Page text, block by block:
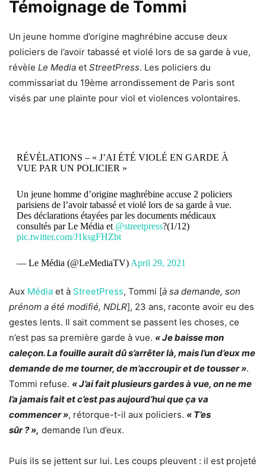
Témoignage de Tommi
Un jeune homme d’origine maghrébine accuse deux
policiers de l’avoir tabassé et violé lors de sa garde à vue,
révèle Le Media et StreetPress. Les policiers du
commissariat du 19ème arrondissement de Paris sont
visés par une plainte pour viol et violences volontaires.
RÉVÉLATIONS – « J’AI ÉTÉ VIOLÉ EN GARDE À
VUE PAR UN POLICIER »
Un jeune homme d’origine maghrébine accuse 2 policiers
parisiens de l’avoir tabassé et violé lors de sa garde à vue.
Des déclarations étayées par les documents médicaux
consultés par Le Média et @streetpress?(1/12)
pic.twitter.com/J1ksgFHZbt
— Le Média (@LeMediaTV) April 29, 2021
Aux Média et à StreetPress, Tommi [à sa demande, son
prénom a été modifié, NDLR], 23 ans, raconte avoir eu des
gestes lents. Il sait comment se passent les choses, ce
n’est pas sa première garde à vue. « Je baisse mon
caleçon. La fouille aurait dû s’arrêter là, mais l’un d’eux me
demande de me tourner, de m’accroupir et de tousser ».
Tommi refuse. « J’ai fait plusieurs gardes à vue, on ne me
l’a jamais fait et c’est pas aujourd’hui que ça va
commencer », rétorque-t-il aux policiers. « T’es
sûr ? », demande l’un d’eux.
Puis ils se jettent sur lui. Les coups pleuvent : il est projeté